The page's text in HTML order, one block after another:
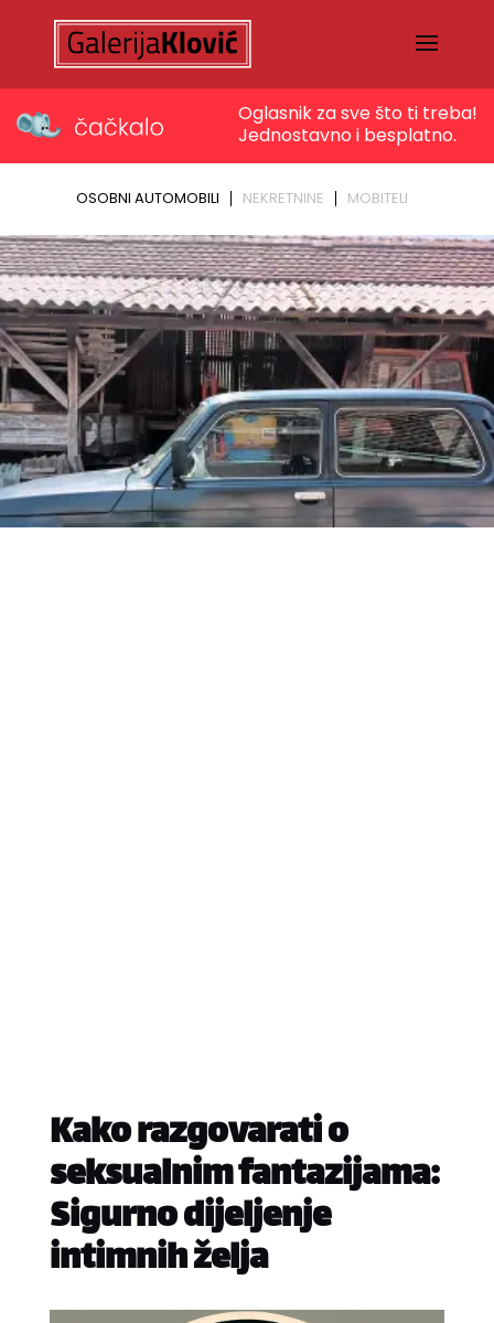
Kako razgovarati o
seksualnim fantazijama:
Sigurno dijeljenje
intimnih želja